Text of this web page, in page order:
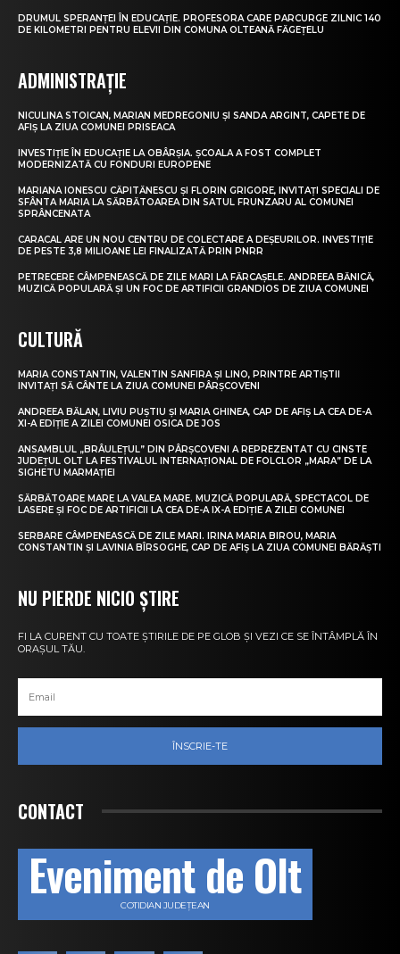
DRUMUL SPERANȚEI ÎN EDUCAȚIE. PROFESORA CARE PARCURGE ZILNIC 140
DE KILOMETRI PENTRU ELEVII DIN COMUNA OLTEANĂ FĂGEȚELU
ADMINISTRAȚIE
NICULINA STOICAN, MARIAN MEDREGONIU ȘI SANDA ARGINT, CAPETE DE
AFIȘ LA ZIUA COMUNEI PRISEACA
INVESTIȚIE ÎN EDUCAȚIE LA OBÂRȘIA. ȘCOALA A FOST COMPLET
MODERNIZATĂ CU FONDURI EUROPENE
MARIANA IONESCU CĂPITĂNESCU ȘI FLORIN GRIGORE, INVITAȚI SPECIALI DE
SFÂNTA MARIA LA SĂRBĂTOAREA DIN SATUL FRUNZARU AL COMUNEI
SPRÂNCENATA
CARACAL ARE UN NOU CENTRU DE COLECTARE A DEȘEURILOR. INVESTIȚIE
DE PESTE 3,8 MILIOANE LEI FINALIZATĂ PRIN PNRR
PETRECERE CÂMPENEASCĂ DE ZILE MARI LA FĂRCAȘELE. ANDREEA BĂNICĂ,
MUZICĂ POPULARĂ ȘI UN FOC DE ARTIFICII GRANDIOS DE ZIUA COMUNEI
CULTURĂ
MARIA CONSTANTIN, VALENTIN SANFIRA ȘI LINO, PRINTRE ARTIȘTII
INVITAȚI SĂ CÂNTE LA ZIUA COMUNEI PÂRȘCOVENI
ANDREEA BĂLAN, LIVIU PUȘTIU ȘI MARIA GHINEA, CAP DE AFIȘ LA CEA DE-A
XI-A EDIȚIE A ZILEI COMUNEI OSICA DE JOS
ANSAMBLUL „BRÂULEȚUL” DIN PÂRȘCOVENI A REPREZENTAT CU CINSTE
JUDEȚUL OLT LA FESTIVALUL INTERNAȚIONAL DE FOLCLOR „MARA” DE LA
SIGHETU MARMAȚIEI
SĂRBĂTOARE MARE LA VALEA MARE. MUZICĂ POPULARĂ, SPECTACOL DE
LASERE ȘI FOC DE ARTIFICII LA CEA DE-A IX-A EDIȚIE A ZILEI COMUNEI
SERBARE CÂMPENEASCĂ DE ZILE MARI. IRINA MARIA BIROU, MARIA
CONSTANTIN ȘI LAVINIA BÎRSOGHE, CAP DE AFIȘ LA ZIUA COMUNEI BĂRĂȘTI
NU PIERDE NICIO ȘTIRE
FI LA CURENT CU TOATE ȘTIRILE DE PE GLOB ȘI VEZI CE SE ÎNTÂMPLĂ ÎN
ORAȘUL TĂU.
ÎNSCRIE-TE
CONTACT
Eveniment de Olt
COTIDIAN JUDEȚEAN